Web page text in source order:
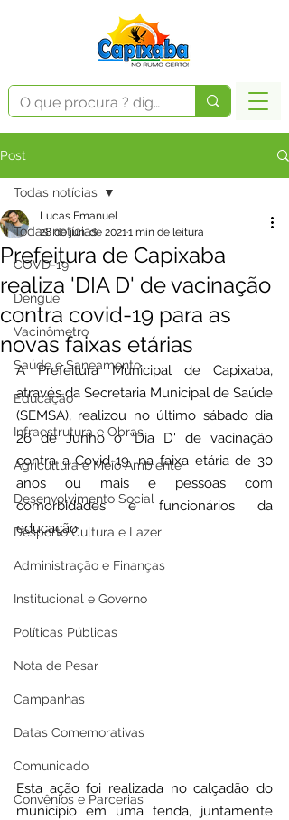
Post
Todas notícias
COVD-19
Dengue
Vacinômetro
Saúde e Saneamento
Educação
Infraestrutura e Obras
Agricultura e Meio Ambiente
Desenvolvimento Social
Desporto Cultura e Lazer
Administração e Finanças
Institucional e Governo
Políticas Públicas
Nota de Pesar
Campanhas
Datas Comemorativas
Comunicado
Convênios e Parcerias
Todas notícias
Prefeitura de Capixaba
realiza 'DIA D' de vacinação
contra covid-19 para as
novas faixas etárias
Lucas Emanuel
28 de jun. de 20211 min de leitura
A Prefeitura Municipal de Capixaba,
através da Secretaria Municipal de Saúde
(SEMSA), realizou no último sábado dia
26 de Junho o 'Dia D' de vacinação
contra a Covid-19, na faixa etária de 30
anos ou mais e pessoas com
comorbidades e funcionários da
educação.
Esta ação foi realizada no calçadão do
município em uma tenda, juntamente